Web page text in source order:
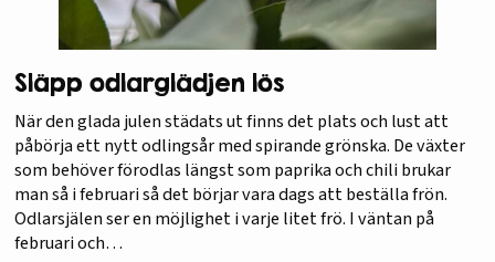
Släpp odlarglädjen lös
När den glada julen städats ut finns det plats och lust att
påbörja ett nytt odlingsår med spirande grönska. De växter
som behöver förodlas längst som paprika och chili brukar
man så i februari så det börjar vara dags att beställa frön.
Odlarsjälen ser en möjlighet i varje litet frö. I väntan på
februari och…